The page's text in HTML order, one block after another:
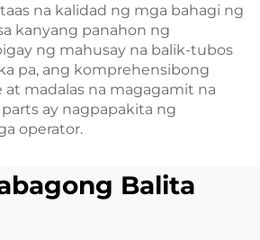
na kalidad ng mga bahagi ng
kanyang panahon ng
ng mahusay na balik-tubos
pa, ang komprehensibong
at madalas na magagamit na
ay nagpapakita ng
operator.
Balita